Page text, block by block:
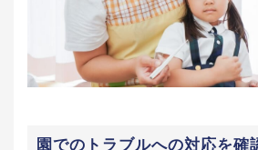
園でのトラブルへの対応を確